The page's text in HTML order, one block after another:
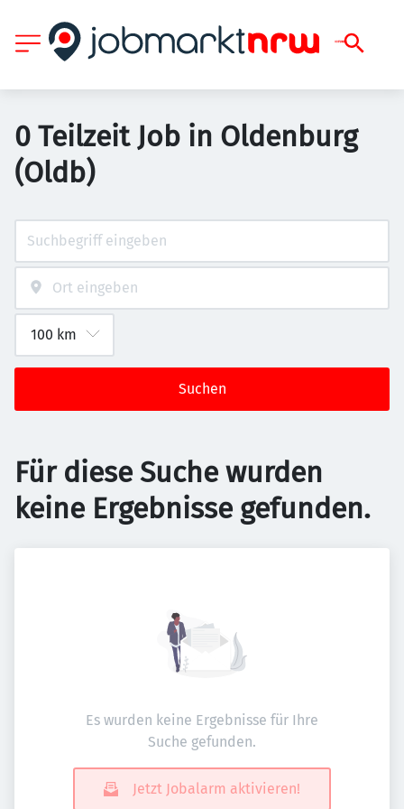
0 Teilzeit Job in Oldenburg
(Oldb)
Suchen
Für diese Suche wurden
keine Ergebnisse gefunden.
Es wurden keine Ergebnisse für Ihre
Suche gefunden.
Jetzt Jobalarm aktivieren!